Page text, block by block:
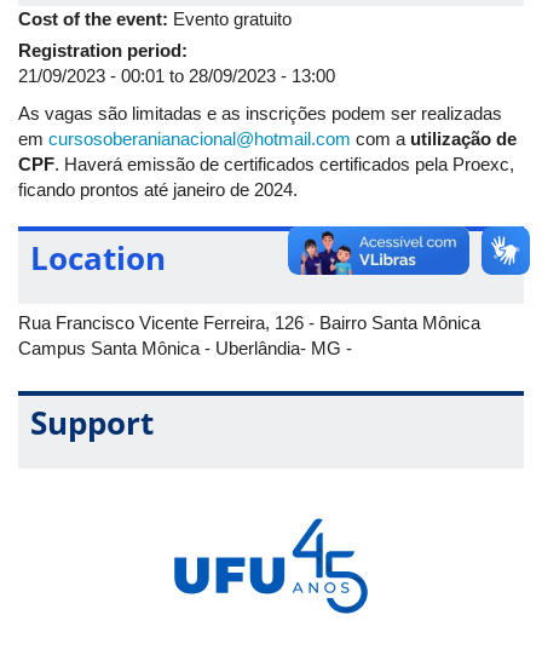
da UFU e o Programa de Pós-graduação
em Filosofia (PPGFIL/UFU). Ocorrerá no auditório da Fundação
de Apoio Universitário (FAU/UFU), no campus Santa Mônica.
Cost of the event: Evento gratuito
Registration period:
21/09/2023 - 00:01 to 28/09/2023 - 13:00
As vagas são limitadas e as inscrições podem ser realizadas
em cursosoberanianacional@hotmail.com com a utilização de
CPF. Haverá emissão de certificados certificados pela Proexc,
ficando prontos até janeiro de 2024.
Location
Rua Francisco Vicente Ferreira, 126 - Bairro Santa Mônica
Campus Santa Mônica - Uberlândia- MG -
Support